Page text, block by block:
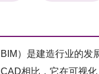
）是建造行业的发
相比，它在可视化